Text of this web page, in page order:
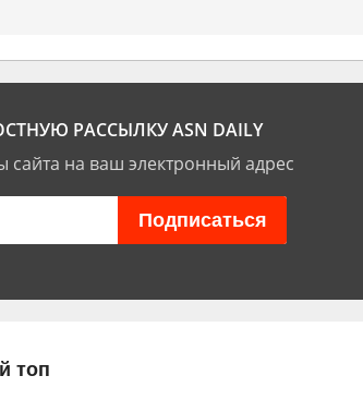
РАССЫЛКУ ASN DAILY
на ваш электронный адрес
топ